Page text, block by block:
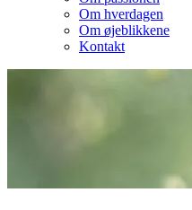
Om hverdagen
Om øjeblikkene
Kontakt